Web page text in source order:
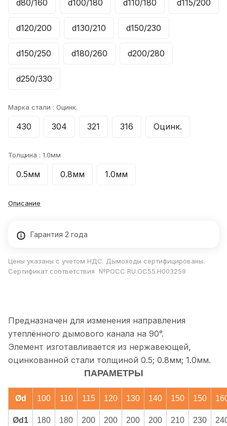
d80/160 d100/180 d110/180 d115/200
d120/200 d130/210 d150/230
d150/250 d180/260 d200/280
d250/330
Марка стали : Оцинк.
430 304 321 316 Оцинк.
Толщина : 1.0мм
0.5мм 0.8мм 1.0мм
Описание
Гарантия 2 года
Цены указаны с учетом НДС. Дымоходы сертифицированы.
Сертификат соответствия №РОСС RU.ОС55.Н003259
Предназначен для изменения направления
утеплённого дымового канала на 90°.
Элемент изготавливается из нержавеющей,
оцинкованной стали толщиной 0.5; 0.8мм; 1.0мм.
ПАРАМЕТРЫ
Ød 100 110 115 120 130 140 150 150
Ød1 180 180 200 200 200 200 210 230